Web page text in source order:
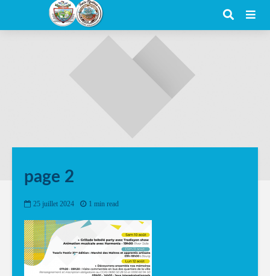
page 2
25 juillet 2024 1 min read